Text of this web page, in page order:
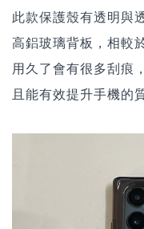
此款保護殼有透明與
高鋁玻璃背板，相較
用久了會有很多刮痕
且能有效提升手機的